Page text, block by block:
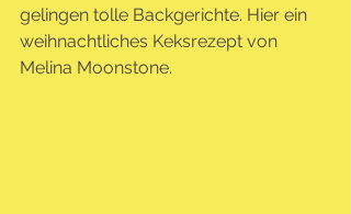
gelingen tolle Backgerichte. Hier ein
weihnachtliches Keksrezept von
Melina Moonstone.